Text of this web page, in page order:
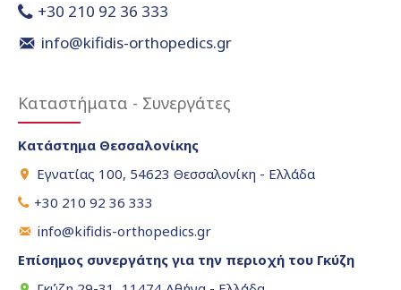
+30 210 92 36 333
info@kifidis-orthopedics.gr
Καταστήματα - Συνεργάτες
Κατάστημα Θεσσαλονίκης
Εγνατίας 100, 54623 Θεσσαλονίκη - Ελλάδα
+30 210 92 36 333
info@kifidis-orthopedics.gr
Επίσημος συνεργάτης για την περιοχή του Γκύζη